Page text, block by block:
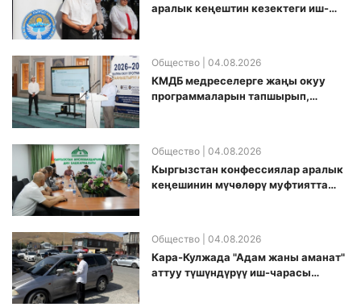
аралык кеңештин кезектеги иш-
Общество | 04.08.2026
КМДБ медреселерге жаңы окуу
программаларын тапшырып,
Общество | 04.08.2026
Кыргызстан конфессиялар аралык
кеӊешинин мүчөлөрү муфтиятта
Общество | 04.08.2026
Кара-Кулжада "Адам жаны аманат"
аттуу түшүндүрүү иш-чарасы